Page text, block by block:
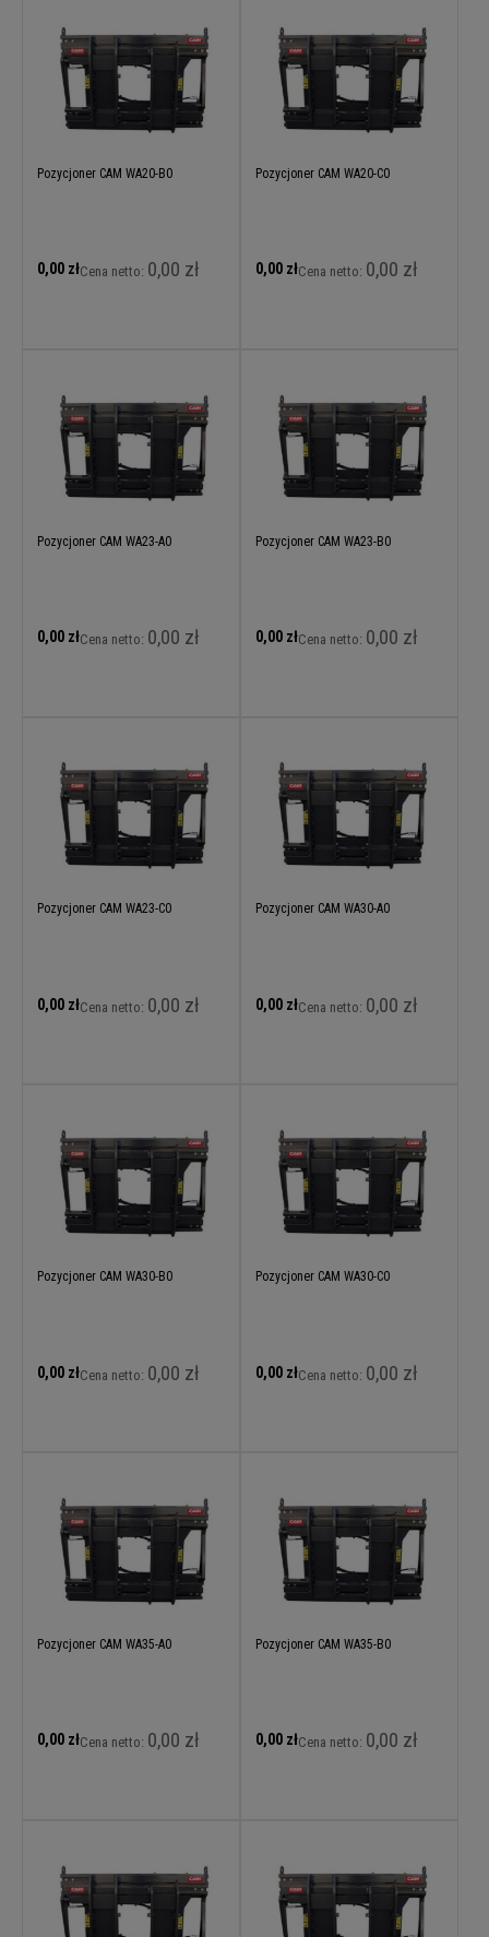
Pozycjoner CAM WA20-B0
0,00 złCena netto: 0,00 zł
Pozycjoner CAM WA20-C0
0,00 złCena netto: 0,00 zł
Pozycjoner CAM WA23-A0
0,00 złCena netto: 0,00 zł
Pozycjoner CAM WA23-B0
0,00 złCena netto: 0,00 zł
Pozycjoner CAM WA23-C0
0,00 złCena netto: 0,00 zł
Pozycjoner CAM WA30-A0
0,00 złCena netto: 0,00 zł
Pozycjoner CAM WA30-B0
0,00 złCena netto: 0,00 zł
Pozycjoner CAM WA30-C0
0,00 złCena netto: 0,00 zł
Pozycjoner CAM WA35-A0
0,00 złCena netto: 0,00 zł
Pozycjoner CAM WA35-B0
0,00 złCena netto: 0,00 zł